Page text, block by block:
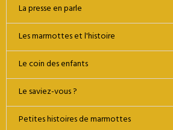
La presse en parle
Les marmottes et l'histoire
Le coin des enfants
Le saviez-vous ?
Petites histoires de marmottes